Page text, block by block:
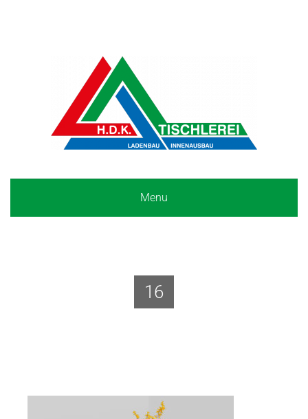
Menu
16